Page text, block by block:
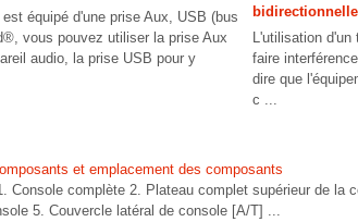
équipé d'une prise Aux, USB (bus
vous pouvez utiliser la prise Aux
audio, la prise USB pour y
bidirectionnelle
L'utilisation
faire
dire que
c ...
et emplacement des composants
Console complète 2. Plateau complet supérieur de la
5. Couvercle latéral de console [A/T] ...